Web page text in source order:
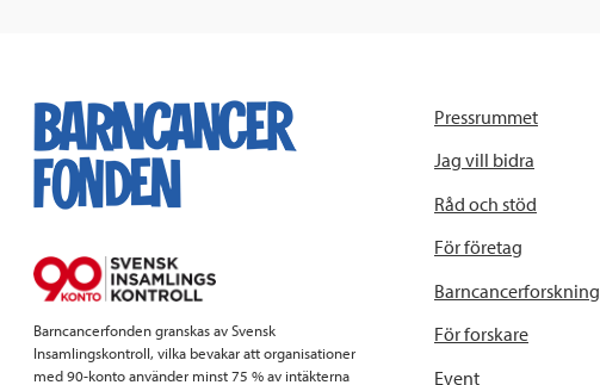
Barncancerfonden granskas av Svensk
Insamlingskontroll, vilka bevakar att organisationer
med 90-konto använder minst 75 % av intäkterna
Pressrummet
Jag vill bidra
Råd och stöd
För företag
Barncancerforskning
För forskare
Event